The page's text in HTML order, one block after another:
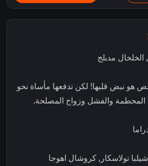
مدبلج
هو نبض قلبها! لكن تدفعها مأساة نحو
المحطمة والفشل وزواج المصلحة.
تولاسكار, كروشال اهوجا